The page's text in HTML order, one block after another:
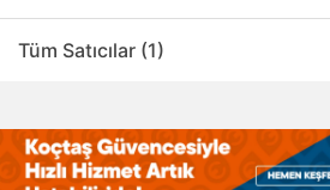
Tüm Satıcılar (1)